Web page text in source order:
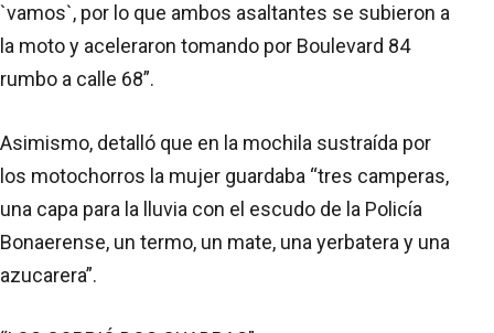
`vamos`, por lo que ambos asaltantes se subieron a
la moto y aceleraron tomando por Boulevard 84
rumbo a calle 68”.
Asimismo, detalló que en la mochila sustraída por
los motochorros la mujer guardaba “tres camperas,
una capa para la lluvia con el escudo de la Policía
Bonaerense, un termo, un mate, una yerbatera y una
azucarera”.